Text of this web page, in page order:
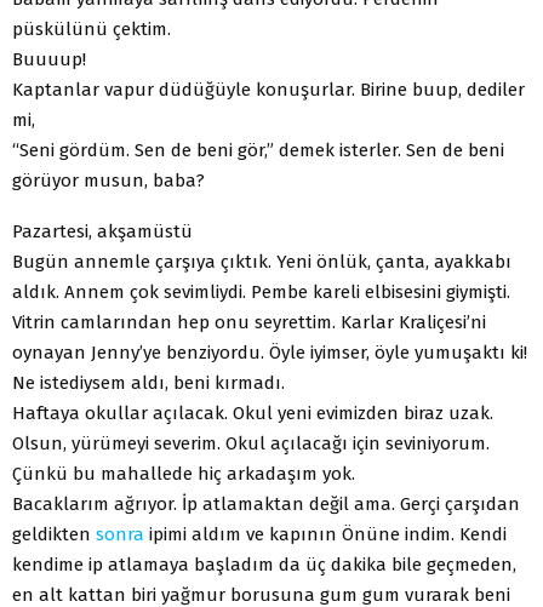
püskülünü çektim.
Buuuup!
Kaptanlar vapur düdüğüyle konuşurlar. Birine buup, dediler
mi,
“Seni gördüm. Sen de beni gör,” demek isterler. Sen de beni
görüyor musun, baba?
Pazartesi, akşamüstü
Bugün annemle çarşıya çıktık. Yeni önlük, çanta, ayakkabı
aldık. Annem çok sevimliydi. Pembe kareli elbisesini giymişti.
Vitrin camlarından hep onu seyrettim. Karlar Kraliçesi’ni
oynayan Jenny’ye benziyordu. Öyle iyimser, öyle yumuşaktı ki!
Ne istediysem aldı, beni kırmadı.
Haftaya okullar açılacak. Okul yeni evimizden biraz uzak.
Olsun, yürümeyi severim. Okul açılacağı için seviniyorum.
Çünkü bu mahallede hiç arkadaşım yok.
Bacaklarım ağrıyor. İp atlamaktan değil ama. Gerçi çarşıdan
geldikten sonra ipimi aldım ve kapının Önüne indim. Kendi
kendime ip atlamaya başladım da üç dakika bile geçmeden,
en alt kattan biri yağmur borusuna gum gum vurarak beni